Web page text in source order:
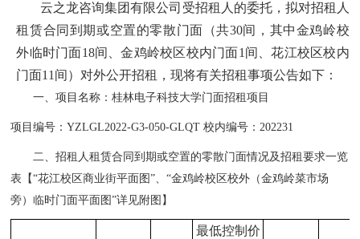
云之龙咨询集团有限公司受招租人的委托，拟对招租人
租赁合同到期或空置的零散门面（共30间，其中金鸡岭校
外临时门面18间、金鸡岭校区校内门面1间、花江校区校内
门面11间）对外公开招租，现将有关招租事项公告如下：
一、项目名称：桂林电子科技大学门面招租项目
项目编号：YZLGL2022-G3-050-GLQT 校内编号：202231
二、招租人租赁合同到期或空置的零散门面情况及招租要求一览
表【“花江校区商业街平面图”、“金鸡岭校区校外（金鸡岭菜市场
旁）临时门面平面图”详见附图】
最低控制价